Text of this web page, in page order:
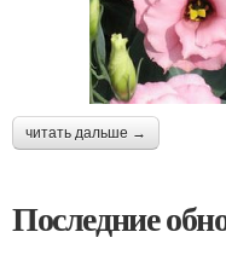
читать дальше →
Последние